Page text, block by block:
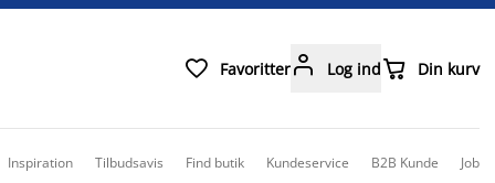
 Favoritter Log ind Din kurv
Inspiration Tilbudsavis Find butik Kundeservice B2B Kunde Job